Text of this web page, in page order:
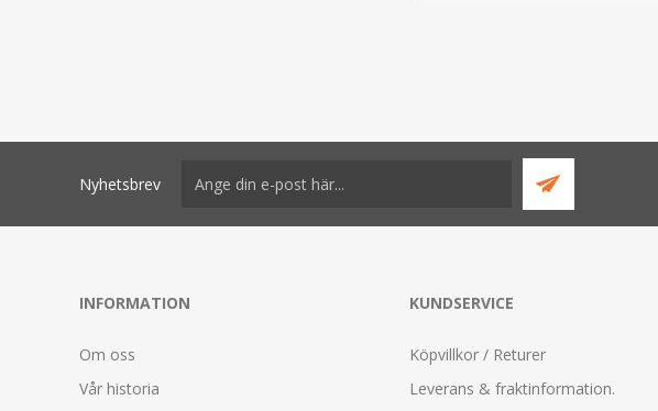
Nyhetsbrev
INFORMATION
Om oss
Vår historia
KUNDSERVICE
Köpvillkor / Returer
Leverans & fraktinformation.